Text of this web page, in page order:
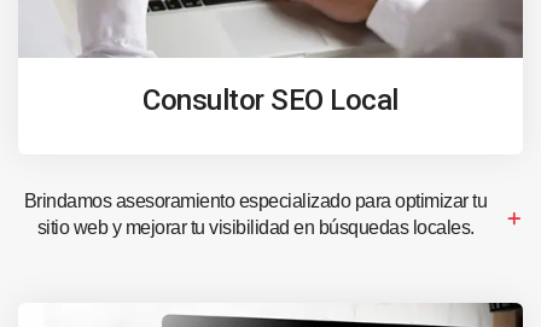
Consultor SEO Local
Brindamos asesoramiento especializado para optimizar tu
sitio web y mejorar tu visibilidad en búsquedas locales.